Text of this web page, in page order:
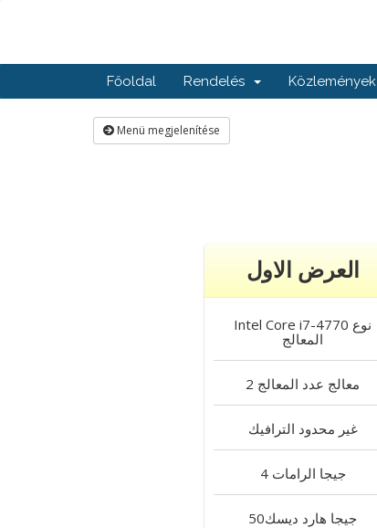
Főoldal Rendelés Közlemények
Menü megjelenítése
العرض الاول
Intel Core i7-4770
المعالج
2 معالج عدد المعالج
غير محدود الترافيك
4 جيجا الرامات
50جيجا هارد ديسك